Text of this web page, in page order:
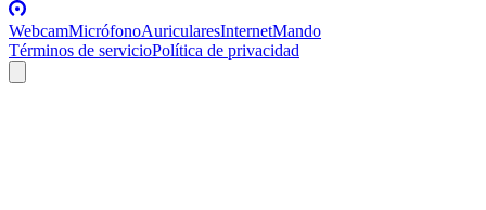
WebcamMicrófonoAuricularesInternetMando
Términos de servicioPolítica de privacidad